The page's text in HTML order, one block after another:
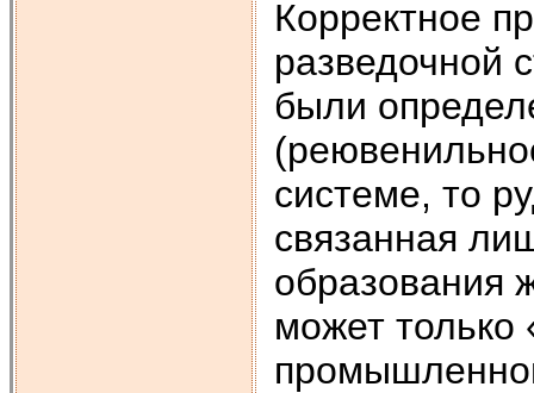
Корректное
разведочной
были
системе, то
связанная
образования
может только